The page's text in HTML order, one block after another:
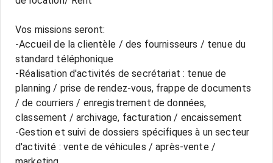
Vos missions seront:
-Accueil de la clientèle / des fournisseurs / tenue du
standard téléphonique
-Réalisation d'activités de secrétariat : tenue de
planning / prise de rendez-vous, frappe de documents
/ de courriers / enregistrement de données,
classement / archivage, facturation / encaissement
-Gestion et suivi de dossiers spécifiques à un secteur
d'activité : vente de véhicules / après-vente /